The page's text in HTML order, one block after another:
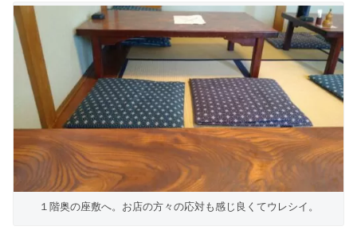
１階奥の座敷へ。お店の方々の応対も感じ良くてウレシイ。